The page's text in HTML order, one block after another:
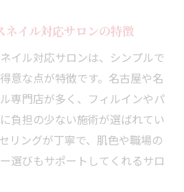
ネイル対応サロンの特徴
イル対応サロンは、シンプルで
意な点が特徴です。名古屋や名
専門店が多く、フィルインやパ
負担の少ない施術が選ばれてい
リングが丁寧で、肌色や職場の
選びもサポートしてくれるサロ